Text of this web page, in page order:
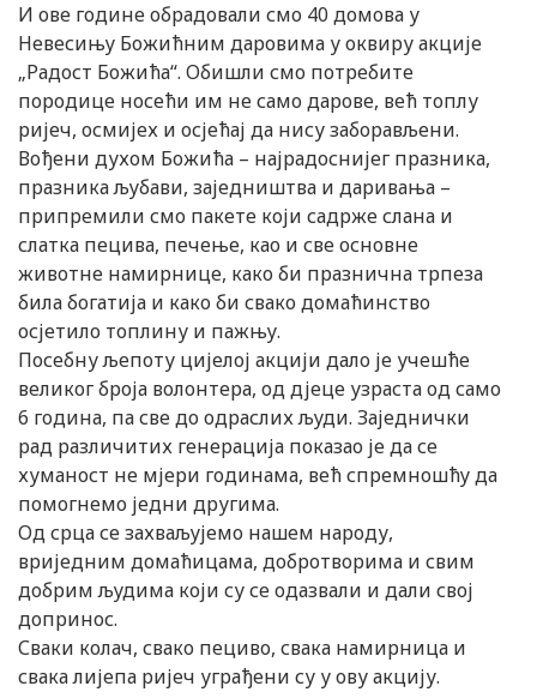
И ове године обрадовали смо 40 домова у
Невесињу Божићним даровима у оквиру акције
„Радост Божића“. Обишли смо потребите
породице носећи им не само дарове, већ топлу
ријеч, осмијех и осјећај да нису заборављени.
Вођени духом Божића – најрадоснијег празника,
празника љубави, заједништва и даривања –
припремили смо пакете који садрже слана и
слатка пецива, печење, као и све основне
животне намирнице, како би празнична трпеза
била богатија и како би свако домаћинство
осјетило топлину и пажњу.
Посебну љепоту цијелој акцији дало је учешће
великог броја волонтера, од дјеце узраста од само
6 година, па све до одраслих људи. Заједнички
рад различитих генерација показао је да се
хуманост не мјери годинама, већ спремношћу да
помогнемо једни другима.
Од срца се захваљујемо нашем народу,
вриједним домаћицама, добротворима и свим
добрим људима који су се одазвали и дали свој
допринос.
Сваки колач, свако пециво, свака намирница и
свака лијепа ријеч уграђени су у ову акцију.